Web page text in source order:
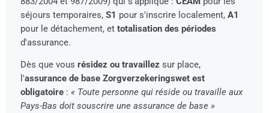
séjours temporaires, S1 pour s'inscrire localement, A1
pour le détachement, et totalisation des périodes
d'assurance.
Dès que vous résidez ou travaillez sur place,
l'assurance de base Zorgverzekeringswet est
obligatoire : « Toute personne qui réside ou travaille aux
Pays-Bas doit souscrire une assurance de base »